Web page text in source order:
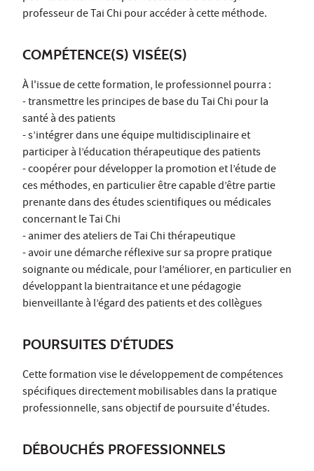
professeur de Tai Chi pour accéder à cette méthode.
COMPÉTENCE(S) VISÉE(S)
À l'issue de cette formation, le professionnel pourra :
- transmettre les principes de base du Tai Chi pour la
santé à des patients
- s’intégrer dans une équipe multidisciplinaire et
participer à l’éducation thérapeutique des patients
- coopérer pour développer la promotion et l’étude de
ces méthodes, en particulier être capable d’être partie
prenante dans des études scientifiques ou médicales
concernant le Tai Chi
- animer des ateliers de Tai Chi thérapeutique
- avoir une démarche réflexive sur sa propre pratique
soignante ou médicale, pour l’améliorer, en particulier en
développant la bientraitance et une pédagogie
bienveillante à l’égard des patients et des collègues
POURSUITES D'ÉTUDES
Cette formation vise le développement de compétences
spécifiques directement mobilisables dans la pratique
professionnelle, sans objectif de poursuite d'études.
DÉBOUCHÉS PROFESSIONNELS